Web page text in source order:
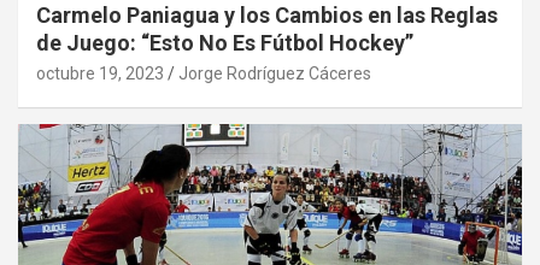
Carmelo Paniagua y los Cambios en las Reglas
de Juego: “Esto No Es Fútbol Hockey”
octubre 19, 2023 Jorge Rodríguez Cáceres